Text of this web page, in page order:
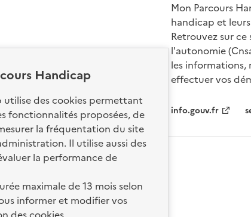
Handicap
utilise des cookies permettant
fonctionnalités proposées, de
la fréquentation du site
Il utilise aussi des
la performance de
maximale de 13 mois selon
informer et modifier vos
Mon Parcours
handicap et
Retrouvez sur
l'autonomie
les informations,
effectuer vos
Nos
info.gouv.fr